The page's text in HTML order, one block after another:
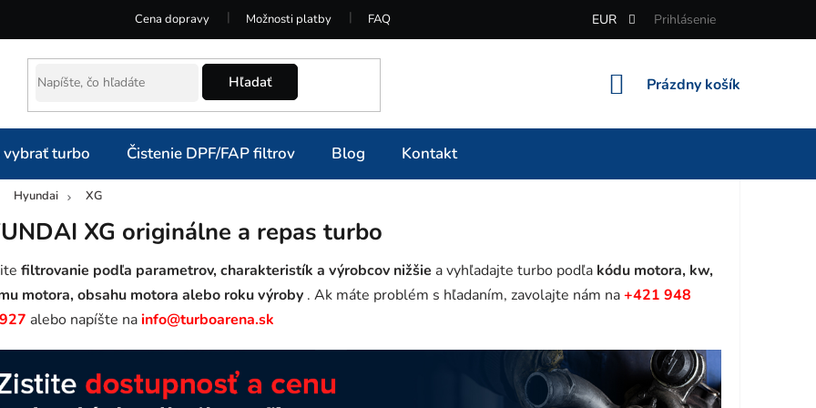
Cena dopravy Možnosti platby FAQ EUR Prihlásenie
Hľadať
NÁKUPNÝ
Prázdny košík
turbo Čistenie DPF/FAP filtrov Blog Kontakt
Hyundai XG
XG originálne a repas turbo
filtrovanie podľa parametrov, charakteristík a výrobcov nižšie a vyhľadajte turbo podľa kódu motora, kw,
motora, obsahu motora alebo roku výroby . Ak máte problém s hľadaním, zavolajte nám na+421 948
alebo napíšte nainfo@turboarena.sk